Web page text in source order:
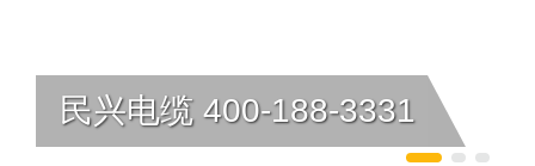
民兴电缆 400-188-3331